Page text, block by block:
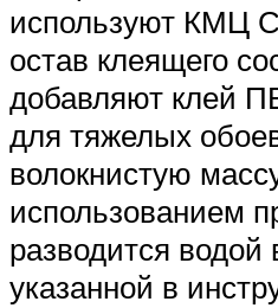
используют КМЦ
остав клеящего
добавляют клей
для тяжелых
волокнистую
использованием
разводится водой
указанной в